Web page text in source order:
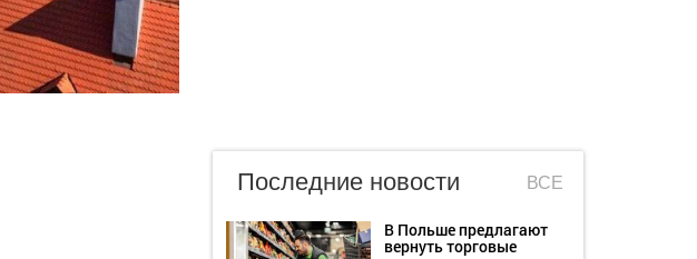
Последние новости ВСЕ
В Польше предлагают
вернуть торговые